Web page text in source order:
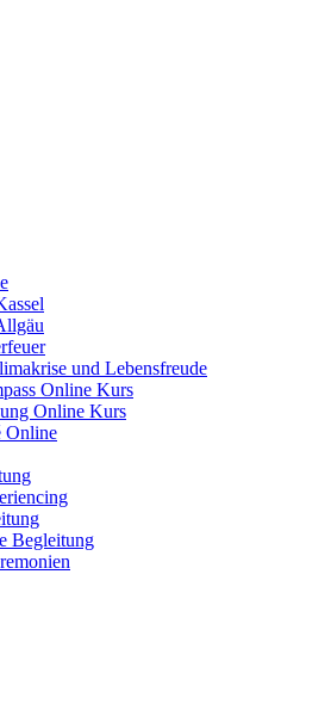
und Lebensfreude
Online Kurs
Online Kurs
Online
Begleitung